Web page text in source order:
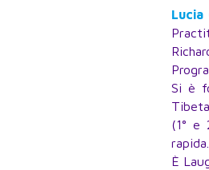
Lucia
Si è
(1° e
rapida.
È